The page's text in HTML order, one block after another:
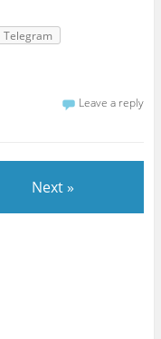
Telegram
Leave a reply
Next »